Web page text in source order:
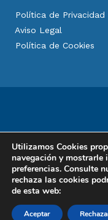
Política de Privacidad
Aviso Legal
Política de Cookies
Copyright © 2025
estética y
Utilizamos Cookies
navegación y
preferencias. Consulte
rechaza las cookies
de esta web:
Aceptar